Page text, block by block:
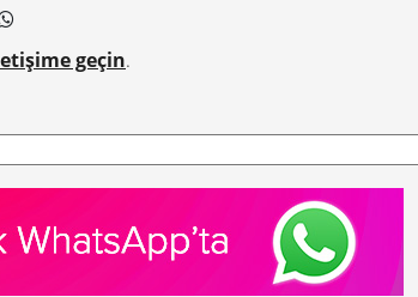
geçin.